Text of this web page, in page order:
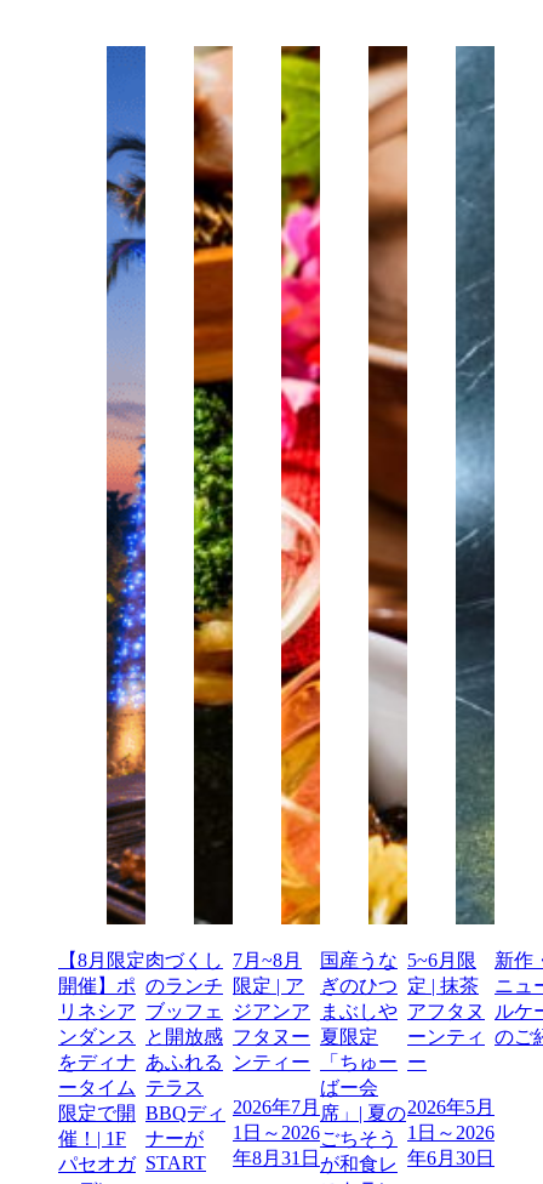
【8月限定
開催】ポ
リネシア
ンダンス
をディナ
ータイム
限定で開
催！| 1F
パセオガ
肉づくし
のランチ
ブッフェ
と開放感
あふれる
テラス
BBQディ
ナーが
START
7月~8月
限定 | ア
ジアンア
フタヌー
ンティー
2026年7月
1日～2026
年8月31日
国産うな
ぎのひつ
まぶしや
夏限定
「ちゅー
ばー会
席」| 夏の
ごちそう
が和食レ
5~6月限
定 | 抹茶
アフタヌ
ーンティ
ー
2026年5月
1日～2026
年6月30日
新作
ニュ
ルケ
のご